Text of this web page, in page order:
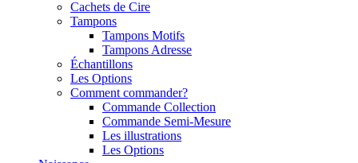
Cachets de Cire
Tampons
Tampons Motifs
Tampons Adresse
Échantillons
Les Options
Comment commander?
Commande Collection
Commande Semi-Mesure
Les illustrations
Les Options